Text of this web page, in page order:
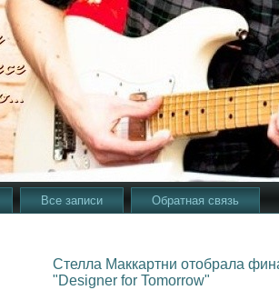
Все записи Обратная связь
Стелла Маккартни отобрала
"Designer for Tomorrow"